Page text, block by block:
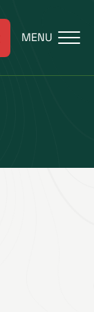
MENU